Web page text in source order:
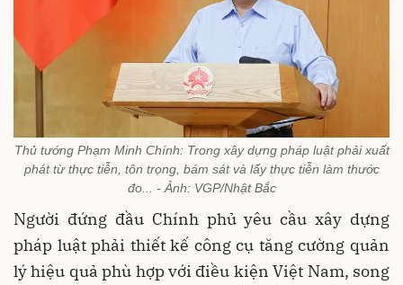
Thủ tướng Phạm Minh Chính: Trong xây dựng pháp luật phải xuất
phát từ thực tiễn, tôn trọng, bám sát và lấy thực tiễn làm thước
đo... - Ảnh: VGP/Nhật Bắc
Người đứng đầu Chính phủ yêu cầu xây dựng
pháp luật phải thiết kế công cụ tăng cường quản
lý hiệu quả phù hợp với điều kiện Việt Nam, song